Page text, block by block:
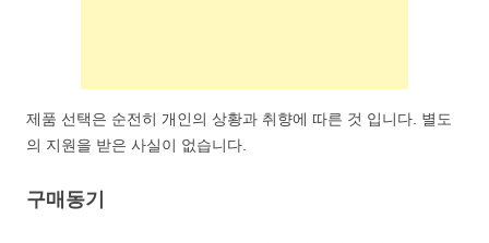
제품 선택은 순전히 개인의 상황과 취향에 따른 것 입니다. 별도
의 지원을 받은 사실이 없습니다.
구매동기